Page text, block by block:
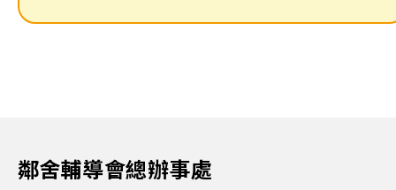
鄰舍輔導會總辦事處